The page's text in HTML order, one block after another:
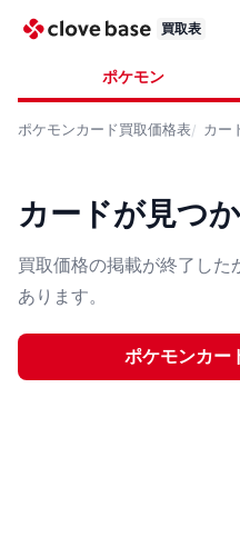
買取表
ポケモン
ポケモンカード買取価格表 カー
カードが見つ
買取価格の掲載が終了した
あります。
ポケモンカー